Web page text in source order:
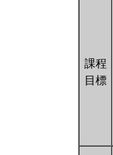
課程
目標